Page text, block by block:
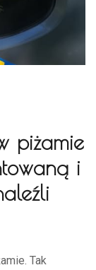
piżamie
i
Tak